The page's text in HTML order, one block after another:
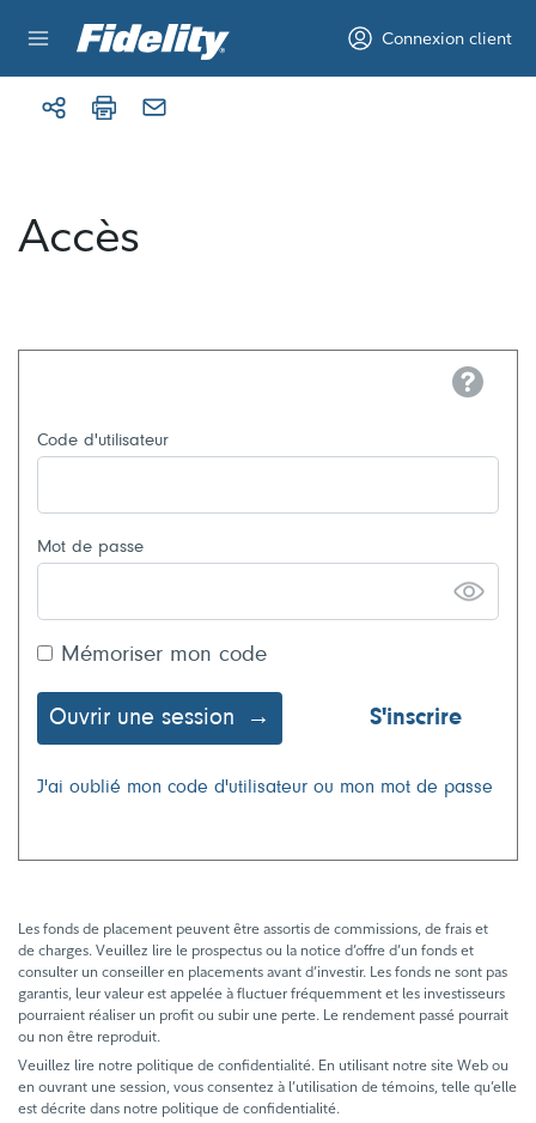
Connexion client
Accès
Help
Code d'utilisateur
Mot de passe
Mémoriser mon code
Ouvrir une session S'inscrire
J'ai oublié mon code d'utilisateur ou mon mot de passe
Les fonds de placement peuvent être assortis de commissions, de frais et
de charges. Veuillez lire le prospectus ou la notice d’offre d’un fonds et
consulter un conseiller en placements avant d’investir. Les fonds ne sont pas
garantis, leur valeur est appelée à fluctuer fréquemment et les investisseurs
pourraient réaliser un profit ou subir une perte. Le rendement passé pourrait
ou non être reproduit.
Veuillez lire notre politique de confidentialité. En utilisant notre site Web ou
en ouvrant une session, vous consentez à l’utilisation de témoins, telle qu’elle
est décrite dans notre politique de confidentialité.